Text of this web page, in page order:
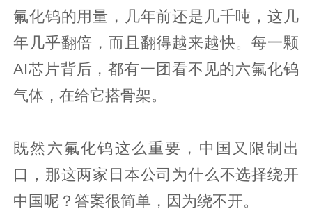
氟化钨的用量，几年前还是几千吨，这几
年几乎翻倍，而且翻得越来越快。每一颗
AI芯片背后，都有一团看不见的六氟化钨
气体，在给它搭骨架。
既然六氟化钨这么重要，中国又限制出
口，那这两家日本公司为什么不选择绕开
中国呢？答案很简单，因为绕不开。